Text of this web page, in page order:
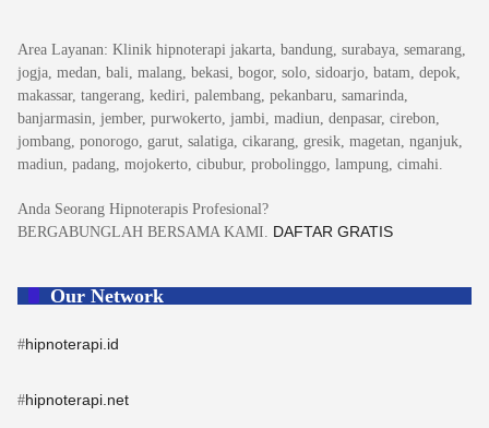
Area Layanan: Klinik hipnoterapi jakarta, bandung, surabaya, semarang,
jogja, medan, bali, malang, bekasi, bogor, solo, sidoarjo, batam, depok,
makassar, tangerang, kediri, palembang, pekanbaru, samarinda,
banjarmasin, jember, purwokerto, jambi, madiun, denpasar, cirebon,
jombang, ponorogo, garut, salatiga, cikarang, gresik, magetan, nganjuk,
madiun, padang, mojokerto, cibubur, probolinggo, lampung, cimahi.
Anda Seorang Hipnoterapis Profesional?
BERGABUNGLAH BERSAMA KAMI.
DAFTAR GRATIS
Our Network
#hipnoterapi.id
#hipnoterapi.net